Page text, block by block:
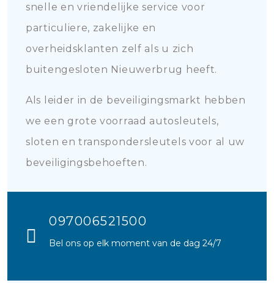
snelle en vriendelijke service voor
particuliere, zakelijke en
overheidsklanten zelf als u zich
buitengesloten Nieuwerbrug heeft.
Als leider in de beveiligingsmarkt hebben
we een grote voorraad autosleutels,
sloten en transpondersleutels voor al uw
beveiligingsbehoeften.
097006521500
Bel ons op elk moment van de dag 24/7